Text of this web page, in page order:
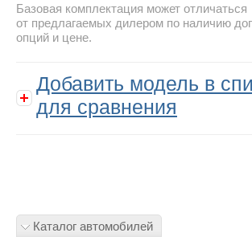
Базовая комплектация может отличаться
от предлагаемых дилером по наличию
опций и цене.
Добавить модель в
для сравнения
Каталог автомобилей